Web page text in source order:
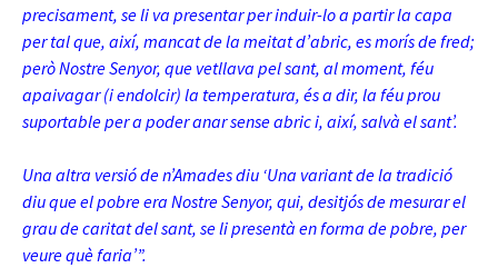
precisament, se li va presentar per induir-lo a partir la capa
per tal que, així, mancat de la meitat d’abric, es morís de fred;
però Nostre Senyor, que vetllava pel sant, al moment, féu
apaivagar (i endolcir) la temperatura, és a dir, la féu prou
suportable per a poder anar sense abric i, així, salvà el sant’.
Una altra versió de n’Amades diu ‘Una variant de la tradició
diu que el pobre era Nostre Senyor, qui, desitjós de mesurar el
grau de caritat del sant, se li presentà en forma de pobre, per
veure què faria’”.